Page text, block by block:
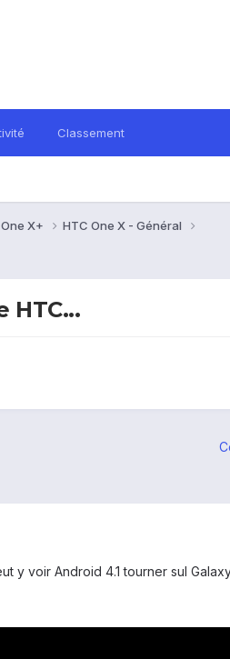
Classement
X+ HTC One X - Général
HTC...
y voir Android 4.1 tourner sul